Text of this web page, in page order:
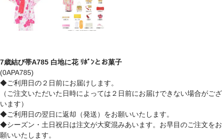
7歳結び帯A785 白地に花 ﾘﾎﾞﾝとお菓子
(0APA785)
◆ご利用日の２日前にお届けします。
（ご注文いただいた日時によっては２日前にお届けできない場合がござ
います）
◆ご利用日の翌日に返却（発送）をお願いいたします。
◆シーズン・土日祝日は注文が大変混みあいます。お早目のご注文をお
願いいたします。